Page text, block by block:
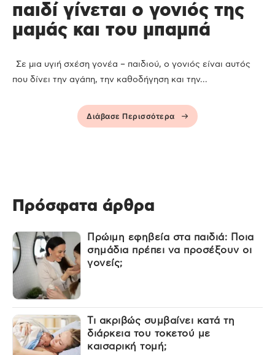
παιδί γίνεται ο γονιός της
μαμάς και του μπαμπά
Σε μια υγιή σχέση γονέα – παιδιού, ο γονιός είναι αυτός
που δίνει την αγάπη, την καθοδήγηση και την...
Διάβασε Περισσότερα
Πρόσφατα άρθρα
Πρώιμη εφηβεία στα παιδιά: Ποια
σημάδια πρέπει να προσέξουν οι
γονείς;
Τι ακριβώς συμβαίνει κατά τη
διάρκεια του τοκετού με
καισαρική τομή;